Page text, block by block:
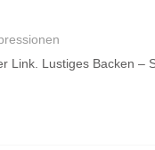
Link. Lustiges Backen –